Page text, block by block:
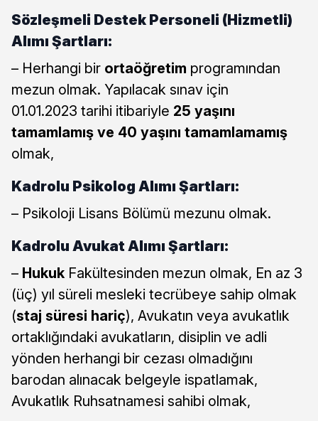
Sözleşmeli Destek Personeli (Hizmetli)
Alımı Şartları:
– Herhangi bir ortaöğretim programından
mezun olmak. Yapılacak sınav için
01.01.2023 tarihi itibariyle 25 yaşını
tamamlamış ve 40 yaşını tamamlamamış
olmak,
Kadrolu Psikolog Alımı Şartları:
– Psikoloji Lisans Bölümü mezunu olmak.
Kadrolu Avukat Alımı Şartları:
– Hukuk Fakültesinden mezun olmak, En az 3
(üç) yıl süreli mesleki tecrübeye sahip olmak
(staj süresi hariç), Avukatın veya avukatlık
ortaklığındaki avukatların, disiplin ve adli
yönden herhangi bir cezası olmadığını
barodan alınacak belgeyle ispatlamak,
Avukatlık Ruhsatnamesi sahibi olmak,